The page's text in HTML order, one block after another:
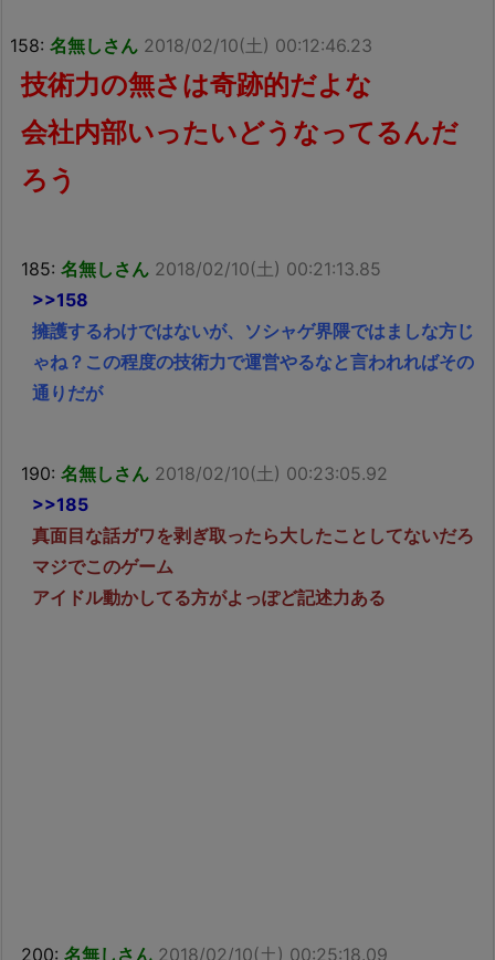
158: 名無しさん 2018/02/10(土) 00:12:46.23
技術力の無さは奇跡的だよな
会社内部いったいどうなってるんだ
ろう
185: 名無しさん 2018/02/10(土) 00:21:13.85
>>158
擁護するわけではないが、ソシャゲ界隈ではましな方じ
ゃね？この程度の技術力で運営やるなと言われればその
通りだが
190: 名無しさん 2018/02/10(土) 00:23:05.92
>>185
真面目な話ガワを剥ぎ取ったら大したことしてないだろ
マジでこのゲーム
アイドル動かしてる方がよっぽど記述力ある
200: 名無しさん 2018/02/10(土) 00:25:18.09